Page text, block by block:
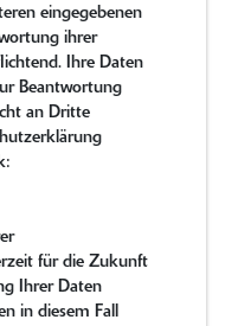
eingegebenen
ihrer
Ihre Daten
Beantwortung
an Dritte
für die Zukunft
Ihrer Daten
in diesem Fall